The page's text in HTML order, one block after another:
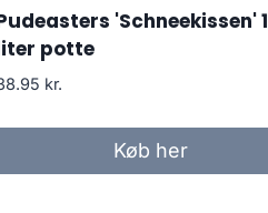
'Schneekissen' 1
potte
kr.
Køb her